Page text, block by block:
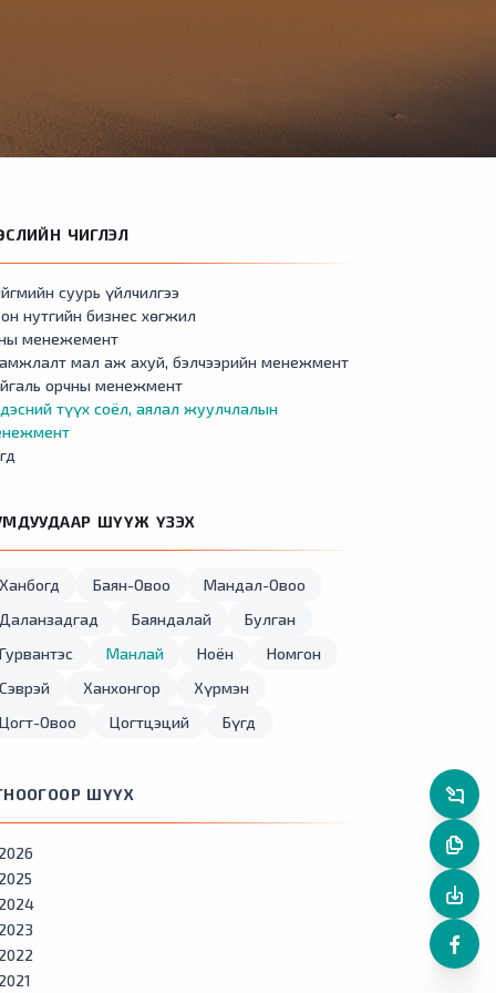
ЧИГЛЭЛ
суурь үйлчилгээ
нутгийн бизнес хөгжил
менежемент
мал аж ахуй, бэлчээрийн менежмент
орчны менежмент
түүх соёл, аялал жуулчлалын
ШҮҮЖ ҮЗЭХ
Ханбогд Баян-Овоо
Мандал-Овоо
Даланзадгад
Баяндалай
Булган
Гурвантэс
Манлай Ноён
Номгон
Сэврэй
Ханхонгор
Хүрмэн
Цогт-Овоо
Цогтцэций Бүгд
ШҮҮХ
2026
2025
2024
2023
2022
2021